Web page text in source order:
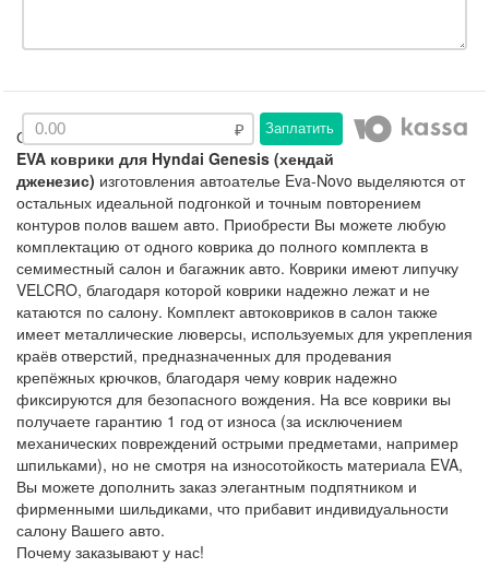
Заплатить
Описание
EVA коврики для Hyndai Genesis (хендай
дженезис) изготовления автоателье Eva-Novo выделяются от
остальных идеальной подгонкой и точным повторением
контуров полов вашем авто. Приобрести Вы можете любую
комплектацию от одного коврика до полного комплекта в
семиместный салон и багажник авто. Коврики имеют липучку
VELCRO, благодаря которой коврики надежно лежат и не
катаются по салону. Комплект автоковриков в салон также
имеет металлические люверсы, используемых для укрепления
краёв отверстий, предназначенных для продевания
крепёжных крючков, благодаря чему коврик надежно
фиксируются для безопасного вождения. На все коврики вы
получаете гарантию 1 год от износа (за исключением
механических повреждений острыми предметами, например
шпильками), но не смотря на износотойкость материала EVA,
Вы можете дополнить заказ элегантным подпятником и
фирменными шильдиками, что прибавит индивидуальности
салону Вашего авто.
Почему заказывают у нас!